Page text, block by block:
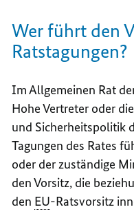
Wer führt den
Ratstagungen?
Im Allgemeinen Rat
Hohe Vertreter oder
und Sicherheitspolitik
Tagungen des Rates
oder der zuständige
den Vorsitz, die
den EU-Ratsvorsitz